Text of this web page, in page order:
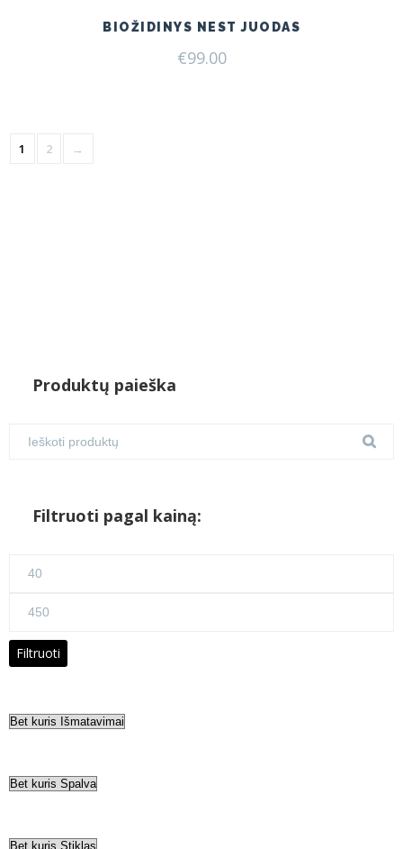
BIOŽIDINYS NEST JUODAS
€99.00
1 2 →
Produktų paieška
Filtruoti pagal kainą:
Maks
Filtruoti